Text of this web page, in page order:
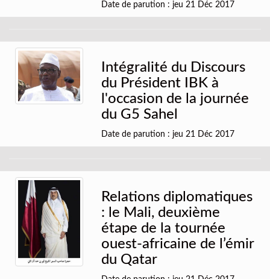
Date de parution : jeu 21 Déc 2017
Intégralité du Discours
du Président IBK à
l'occasion de la journée
du G5 Sahel
Date de parution : jeu 21 Déc 2017
Relations diplomatiques
: le Mali, deuxième
étape de la tournée
ouest-africaine de l’émir
du Qatar